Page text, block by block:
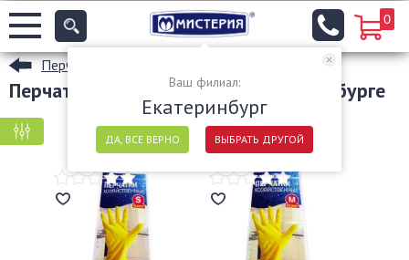
Ваш филиал:
Екатеринбург
ДА, ВСЕ ВЕРНО ВЫБРАТЬ ДРУГОЙ
0
Перчатки
Перчатки хозяйственные в Екатеринбурге